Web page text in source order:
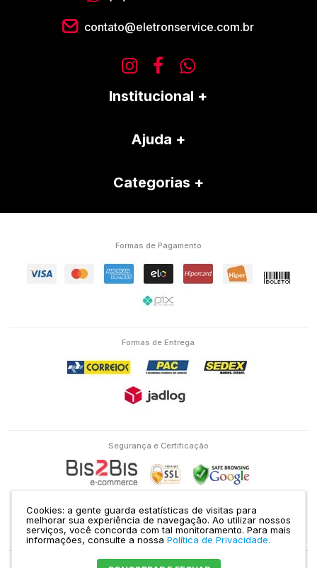
Cookies: a gente guarda estatísticas de visitas para
melhorar sua experiência de navegação. Ao utilizar nossos
serviços, você concorda com tal monitoramento. Para mais
informações, consulte a nossa Política de Privacidade.
contato@eletronservice.com.br
Institucional
Ajuda
Categorias
Formas de Pagamento
Formas de Entrega
Segurança e Certificação
Eletron Service Comércio e Serviço Ltda | CNPJ: 04.586.463/0001-38 | RUA
DOMINGOS DE MORAIS, 1435 VILA MARIANA SÃO PAULO - SP |Mapa do site